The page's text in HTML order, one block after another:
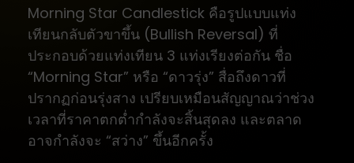
Morning Star Candlestick คือรูปแบบแท่ง
เทียนกลับตัวขาขึ้น (Bullish Reversal) ที่
ประกอบด้วยแท่งเทียน 3 แท่งเรียงต่อกัน ชื่อ
“Morning Star” หรือ “ดาวรุ่ง” สื่อถึงดาวที่
ปรากฏก่อนรุ่งสาง เปรียบเหมือนสัญญาณว่าช่วง
เวลาที่ราคาตกต่ำกำลังจะสิ้นสุดลง และตลาด
อาจกำลังจะ “สว่าง” ขึ้นอีกครั้ง